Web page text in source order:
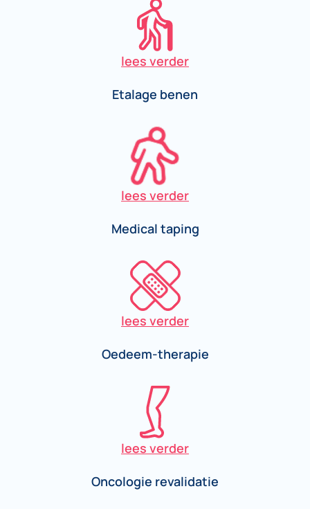
lees verder
Etalage benen
lees verder
Medical taping
lees verder
Oedeem-therapie
lees verder
Oncologie revalidatie